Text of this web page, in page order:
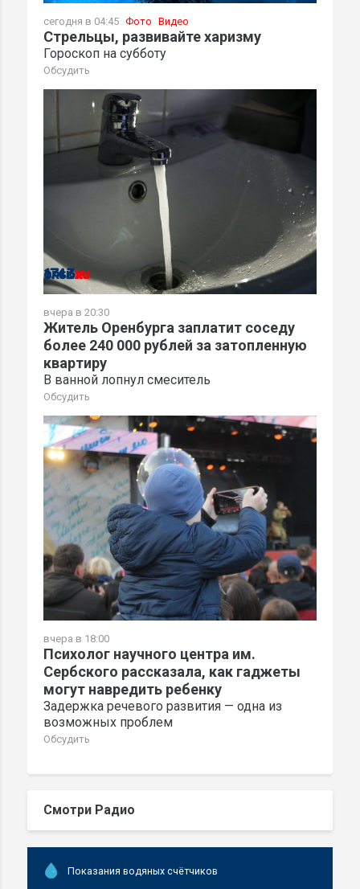
сегодня в 04:45 Фото Видео
Стрельцы, развивайте харизму
Гороскоп на субботу
Обсудить
вчера в 20:30
Житель Оренбурга заплатит соседу
более 240 000 рублей за затопленную
квартиру
В ванной лопнул смеситель
Обсудить
вчера в 18:00
Психолог научного центра им.
Сербского рассказала, как гаджеты
могут навредить ребенку
Задержка речевого развития — одна из
возможных проблем
Обсудить
Смотри Радио
Показания водяных счётчиков